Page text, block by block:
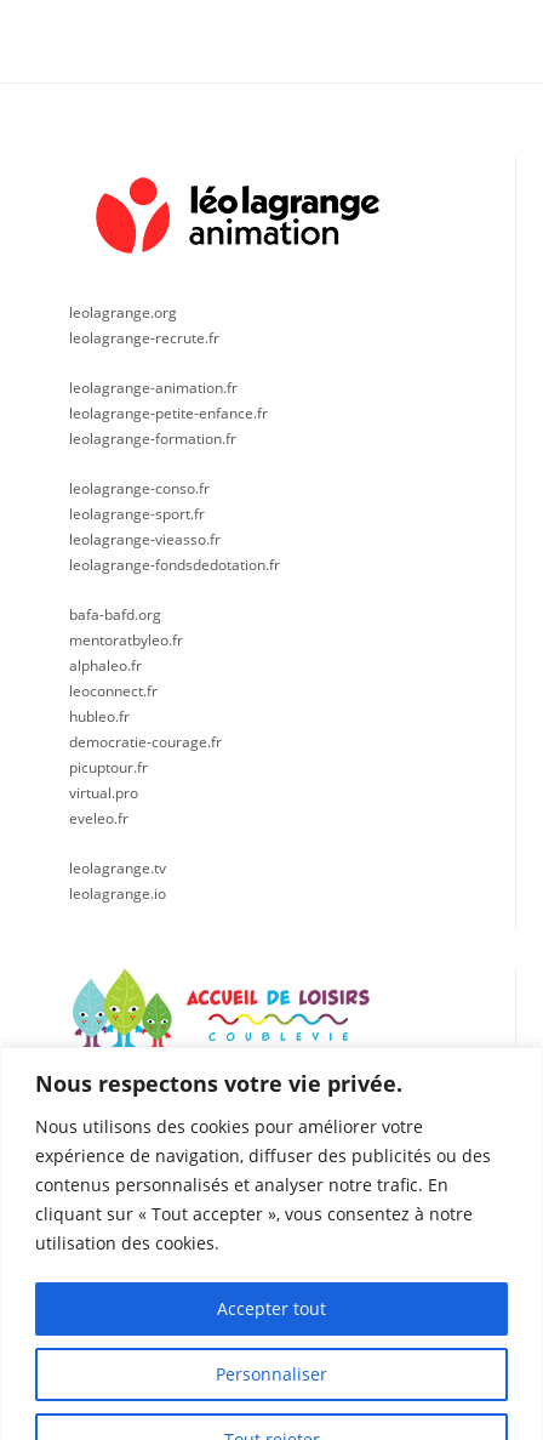
Nous respectons votre vie privée.
Nous utilisons des cookies pour améliorer votre
expérience de navigation, diffuser des publicités ou des
contenus personnalisés et analyser notre trafic. En
cliquant sur « Tout accepter », vous consentez à notre
utilisation des cookies.
Personnaliser
Accepter tout
leolagrange.org
leolagrange-recrute.fr
leolagrange-animation.fr
leolagrange-petite-enfance.fr
leolagrange-formation.fr
leolagrange-conso.fr
leolagrange-sport.fr
leolagrange-vieasso.fr
leolagrange-fondsdedotation.fr
bafa-bafd.org
mentoratbyleo.fr
alphaleo.fr
leoconnect.fr
hubleo.fr
democratie-courage.fr
picuptour.fr
virtual.pro
eveleo.fr
leolagrange.tv
leolagrange.io
LÉO LAGRANGE CENTRE EST
112 Rue du Presbytère, 38500 Coublevie
04.76.05.04.25
06. 75.81.90.49
coublevie@leolagrange.org